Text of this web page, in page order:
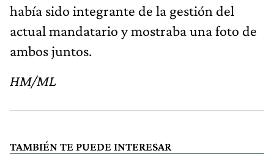
había sido integrante de la gestión del
actual mandatario y mostraba una foto de
ambos juntos.
HM/ML
TAMBIÉN TE PUEDE INTERESAR